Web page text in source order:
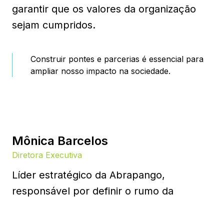
garantir que os valores da organização
sejam cumpridos.
Construir pontes e parcerias é essencial para
ampliar nosso impacto na sociedade.
Mônica Barcelos
Diretora Executiva
Líder estratégico da Abrapango,
responsável por definir o rumo da